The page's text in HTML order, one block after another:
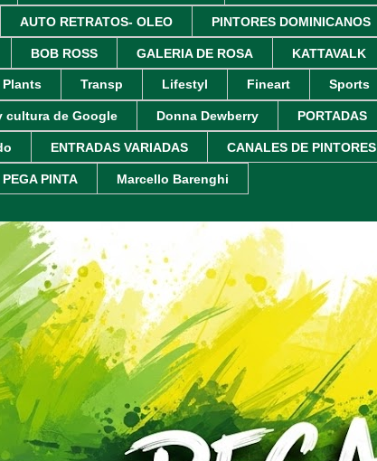
AUTO RETRATOS- OLEO PINTORES DOMINICANOS
BOB ROSS GALERIA DE ROSA KATTAVALK
Plants Transp Lifestyl Fineart Sports
cultura de Google Donna Dewberry PORTADAS
ENTRADAS VARIADAS CANALES DE PINTORES
PINTA Marcello Barenghi